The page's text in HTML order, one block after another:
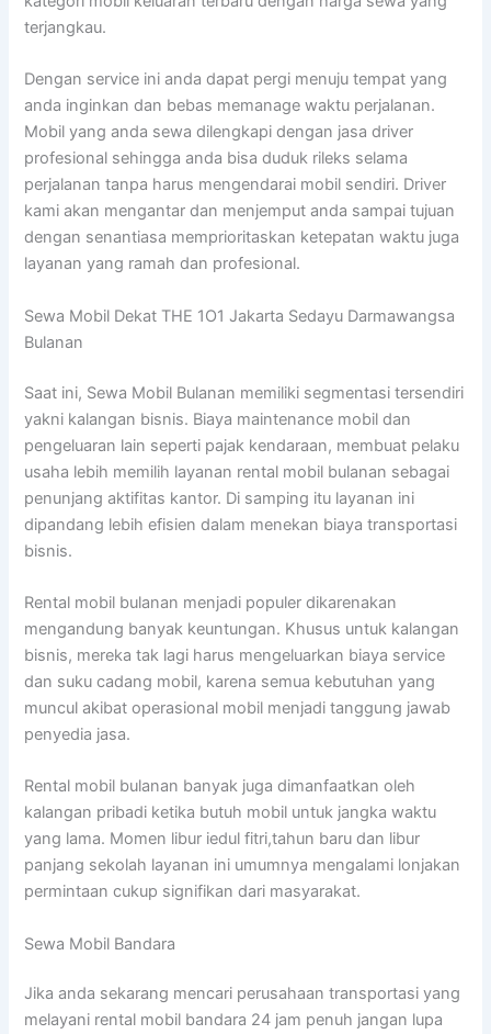
terjangkau.
Dengan service ini anda dapat pergi menuju tempat yang
anda inginkan dan bebas memanage waktu perjalanan.
Mobil yang anda sewa dilengkapi dengan jasa driver
profesional sehingga anda bisa duduk rileks selama
perjalanan tanpa harus mengendarai mobil sendiri. Driver
kami akan mengantar dan menjemput anda sampai tujuan
dengan senantiasa memprioritaskan ketepatan waktu juga
layanan yang ramah dan profesional.
Sewa Mobil Dekat THE 1O1 Jakarta Sedayu Darmawangsa
Bulanan
Saat ini, Sewa Mobil Bulanan memiliki segmentasi tersendiri
yakni kalangan bisnis. Biaya maintenance mobil dan
pengeluaran lain seperti pajak kendaraan, membuat pelaku
usaha lebih memilih layanan rental mobil bulanan sebagai
penunjang aktifitas kantor. Di samping itu layanan ini
dipandang lebih efisien dalam menekan biaya transportasi
bisnis.
Rental mobil bulanan menjadi populer dikarenakan
mengandung banyak keuntungan. Khusus untuk kalangan
bisnis, mereka tak lagi harus mengeluarkan biaya service
dan suku cadang mobil, karena semua kebutuhan yang
muncul akibat operasional mobil menjadi tanggung jawab
penyedia jasa.
Rental mobil bulanan banyak juga dimanfaatkan oleh
kalangan pribadi ketika butuh mobil untuk jangka waktu
yang lama. Momen libur iedul fitri,tahun baru dan libur
panjang sekolah layanan ini umumnya mengalami lonjakan
permintaan cukup signifikan dari masyarakat.
Sewa Mobil Bandara
Jika anda sekarang mencari perusahaan transportasi yang
melayani rental mobil bandara 24 jam penuh jangan lupa